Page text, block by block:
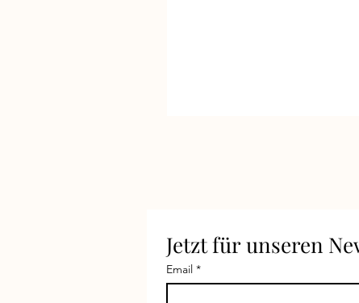
Jetzt für unseren
Email *